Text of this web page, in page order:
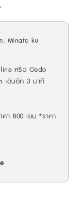
Minato-ku
line หรือ Oedo
เดินอีก 3 นาที
คา 800 เยน *ราคา